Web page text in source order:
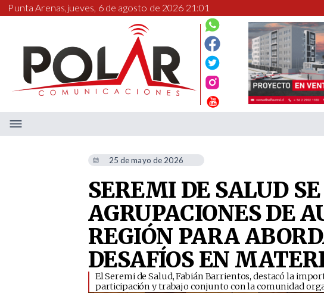
Punta Arenas,jueves, 6 de agosto de 2026 21:01
25 de mayo de 2026
SEREMI DE SALUD
AGRUPACIONES DE
REGIÓN PARA
DESAFÍOS EN
El Seremi de Salud, Fabián Barrientos, destacó la
participación y trabajo conjunto con la comunidad